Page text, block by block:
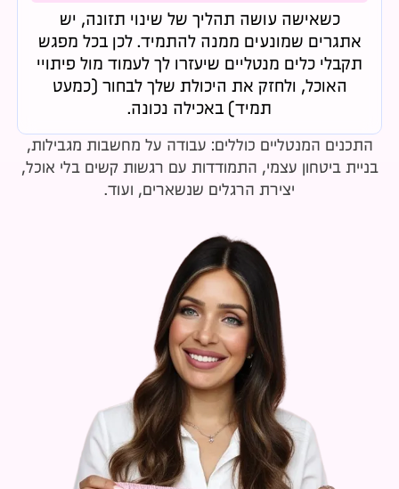
כשאישה עושה תהליך של שינוי תזונה, יש
אתגרים שמונעים ממנה להתמיד. לכן בכל מפגש
תקבלי כלים מנטליים שיעזרו לך לעמוד מול פיתויי
האוכל, ולחזק את היכולת שלך לבחור (כמעט
תמיד) באכילה נכונה.
התכנים המנטליים כוללים: עבודה על מחשבות מגבילות,
בניית ביטחון עצמי, התמודדות עם רגשות קשים בלי אוכל,
יצירת הרגלים שנשארים, ועוד.